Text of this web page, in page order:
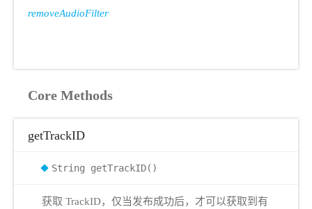
removeAudioFilter
Core Methods
getTrackID
String getTrackID()
获取 TrackID，仅当发布成功后，才可以获取到有